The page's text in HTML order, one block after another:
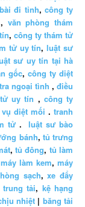
đi tỉnh, công ty
văn phòng thám
, công ty thám tử
tử uy tín,luật sư
sư uy tín tại hà
gốc, công ty diệt
ngoại tình ,điều
uy tín , công ty
diệt mối .tranh
tử.luật sư bào
bánh, tủ trưng
, tủ đông, tủ làm
máy làm kem, máy
sạch,xe đẩy
trung tải, kệ hạng
nhiệt| băng tải